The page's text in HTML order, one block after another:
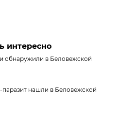
интересно
обнаружили в Беловежской
паразит нашли в Беловежской